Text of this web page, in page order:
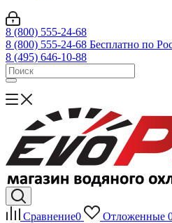
8 (800) 555-24-68
8 (800) 555-24-68 Бесплатно по
8 (495) 646-10-88
Сравнение0 Отложенные